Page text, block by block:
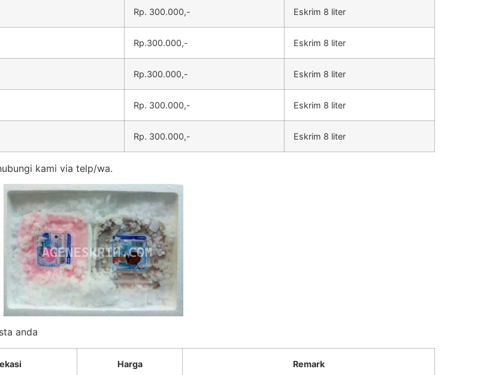
Rp. 300.000,- Eskrim 8 liter
Rp.300.000,- Eskrim 8 liter
Rp.300.000,- Eskrim 8 liter
Rp. 300.000,- Eskrim 8 liter
Rp. 300.000,- Eskrim 8 liter
kami via telp/wa.
anda
Harga Remark